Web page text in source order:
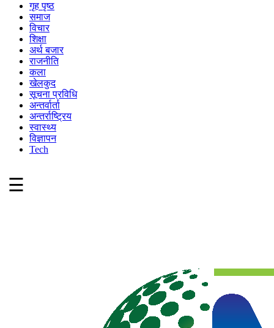
गृह पृष्ठ
समाज
विचार
शिक्षा
अर्थ बजार
राजनीति
कला
खेलकुद
सूचना प्रविधि
अन्तर्वार्ता
अन्तर्राष्ट्रिय
स्वास्थ्य
विज्ञापन
Tech
☰